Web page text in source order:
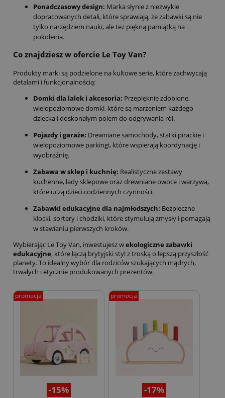
Ponadczasowy design: Marka słynie z niezwykle
dopracowanych detali, które sprawiają, że zabawki są nie
tylko narzędziem nauki, ale też piękną pamiątką na
pokolenia.
Co znajdziesz w ofercie Le Toy Van?
Produkty marki są podzielone na kultowe serie, które zachwycają
detalami i funkcjonalnością:
Domki dla lalek i akcesoria: Przepięknie zdobione,
wielopoziomowe domki, które są marzeniem każdego
dziecka i doskonałym polem do odgrywania ról.
Pojazdy i garaże: Drewniane samochody, statki pirackie i
wielopoziomowe parkingi, które wspierają koordynację i
wyobraźnię.
Zabawa w sklep i kuchnię: Realistyczne zestawy
kuchenne, lady sklepowe oraz drewniane owoce i warzywa,
które uczą dzieci codziennych czynności.
Zabawki edukacyjne dla najmłodszych: Bezpieczne
klocki, sortery i chodziki, które stymulują zmysły i pomagają
w stawianiu pierwszych kroków.
Wybierając Le Toy Van, inwestujesz wekologiczne zabawki
edukacyjne, które łączą brytyjski styl z troską o lepszą przyszłość
planety. To idealny wybór dla rodziców szukających mądrych,
trwałych i etycznie produkowanych prezentów.
-15%
promocja
-17%
promocja